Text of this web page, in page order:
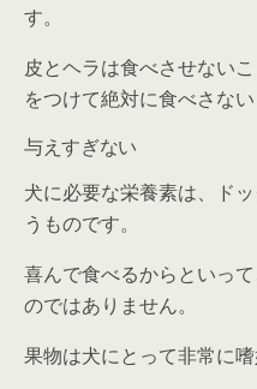
す。
皮とヘラは食べさせない
をつけて絶対に食べさな
与えすぎない
犬に必要な栄養素は、ド
うものです。
喜んで食べるからといっ
のではありません。
果物は犬にとって非常に嗜